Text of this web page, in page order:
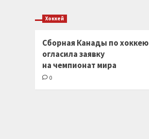
Хоккей
Сборная Канады по хоккею
огласила заявку
на чемпионат мира
0